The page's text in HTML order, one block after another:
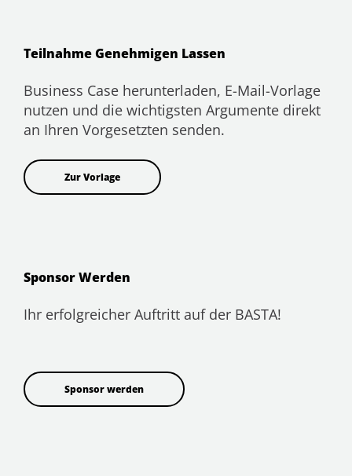
Teilnahme Genehmigen Lassen
Business Case herunterladen, E-Mail-Vorlage
nutzen und die wichtigsten Argumente direkt
an Ihren Vorgesetzten senden.
Zur Vorlage
Sponsor Werden
Ihr erfolgreicher Auftritt auf der BASTA!
Sponsor werden